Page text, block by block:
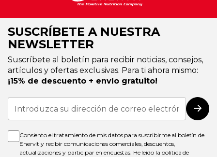
SUSCRÍBETE A NUESTRA
NEWSLETTER
Suscríbete al boletín para recibir noticias, consejos,
artículos y ofertas exclusivas. Para ti ahora mismo:
¡15% de descuento + envío gratuito!
Inscríbase
nuestro
de
noticias:
Consiento el tratamiento de mis datos para suscribirme al boletín de
Enervit y recibir comunicaciones comerciales, descuentos,
actualizaciones y participar en encuestas. He leído la política de